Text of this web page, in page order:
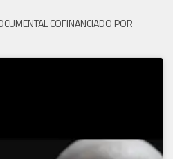
COFINANCIADO POR